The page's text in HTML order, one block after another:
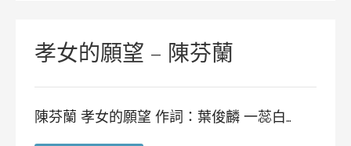
孝女的願望 – 陳芬蘭
陳芬蘭 孝女的願望 作詞：葉俊麟 一蕊白…